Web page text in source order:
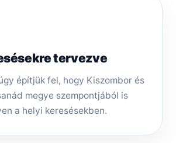
tervezve
építjük fel, hogy Kiszombor és
megye szempontjából is
a helyi keresésekben.